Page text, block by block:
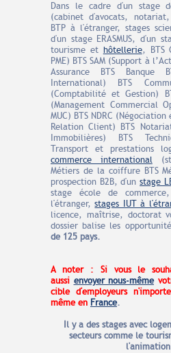
Dans le cadre d'un stage
(cabinet d'avocats,
BTP à l'étranger, stages
d'un stage ERASMUS, d'un
tourisme et hôtellerie, BTS
PME) BTS SAM (Support à
Assurance BTS Banque
International) BTS
(Comptabilité et Gestion)
(Management Commercial
MUC) BTS NDRC
Relation Client) BTS
Immobilières) BTS
Transport et prestations
commerce international
Métiers de la coiffure BTS
prospection B2B, d'unstage
stage école de
l'étranger,stages IUT à
licence, maîtrise, doctorat
dossier balise les
de 125 pays.
A noter : Si vous le
aussi envoyer nous-même
cible d'employeurs
même en France.
Il y a des stages avec
secteurs comme le